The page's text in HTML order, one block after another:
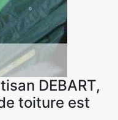
DEBART,
toiture est